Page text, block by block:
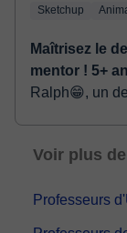
Sketchup
Maîtrisez le
mentor ! 5+
Ralph😁, un
Voir plus
Professeurs